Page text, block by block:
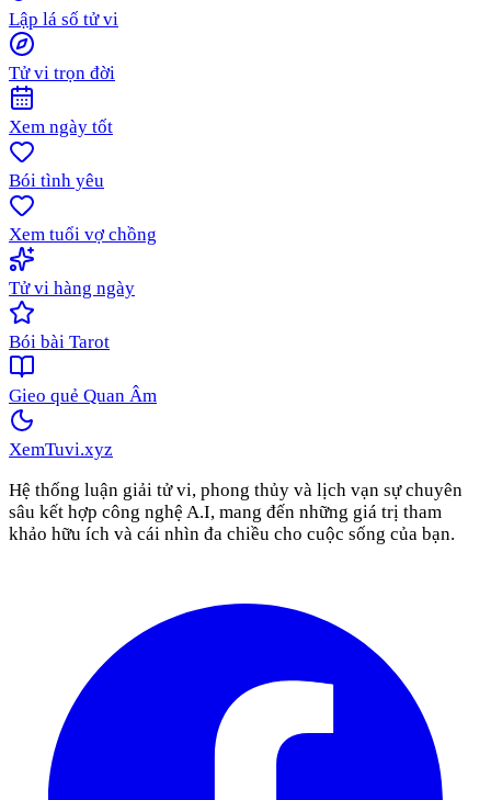
Lập lá số tử vi
Tử vi trọn đời
Xem ngày tốt
Bói tình yêu
Xem tuổi vợ chồng
Tử vi hàng ngày
Bói bài Tarot
Gieo quẻ Quan Âm
XemTuvi.xyz
Hệ thống luận giải tử vi, phong thủy và lịch vạn sự chuyên
sâu kết hợp công nghệ A.I, mang đến những giá trị tham
khảo hữu ích và cái nhìn đa chiều cho cuộc sống của bạn.